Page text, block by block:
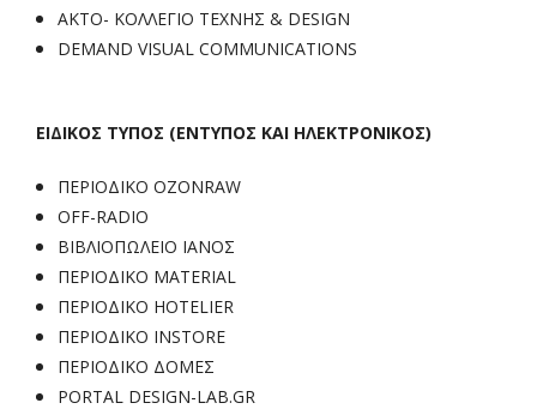
ΑΚΤΟ- ΚΟΛΛΕΓΙΟ ΤΕΧΝΗΣ & DESIGN
DEMAND VISUAL COMMUNICATIONS
ΕΙΔΙΚΟΣ ΤΥΠΟΣ (ΕΝΤΥΠΟΣ ΚΑΙ ΗΛΕΚΤΡΟΝΙΚΟΣ)
ΠΕΡΙΟΔΙΚΟ OZONRAW
OFF-RADIO
ΒΙΒΛΙΟΠΩΛΕΙΟ ΙΑΝΟΣ
ΠΕΡΙΟΔΙΚΟ MATERIAL
ΠΕΡΙΟΔΙΚΟ HOTELIER
ΠΕΡΙΟΔΙΚΟ INSTORE
ΠΕΡΙΟΔΙΚΟ ΔΟΜΕΣ
PORTAL DESIGN-LAB.GR